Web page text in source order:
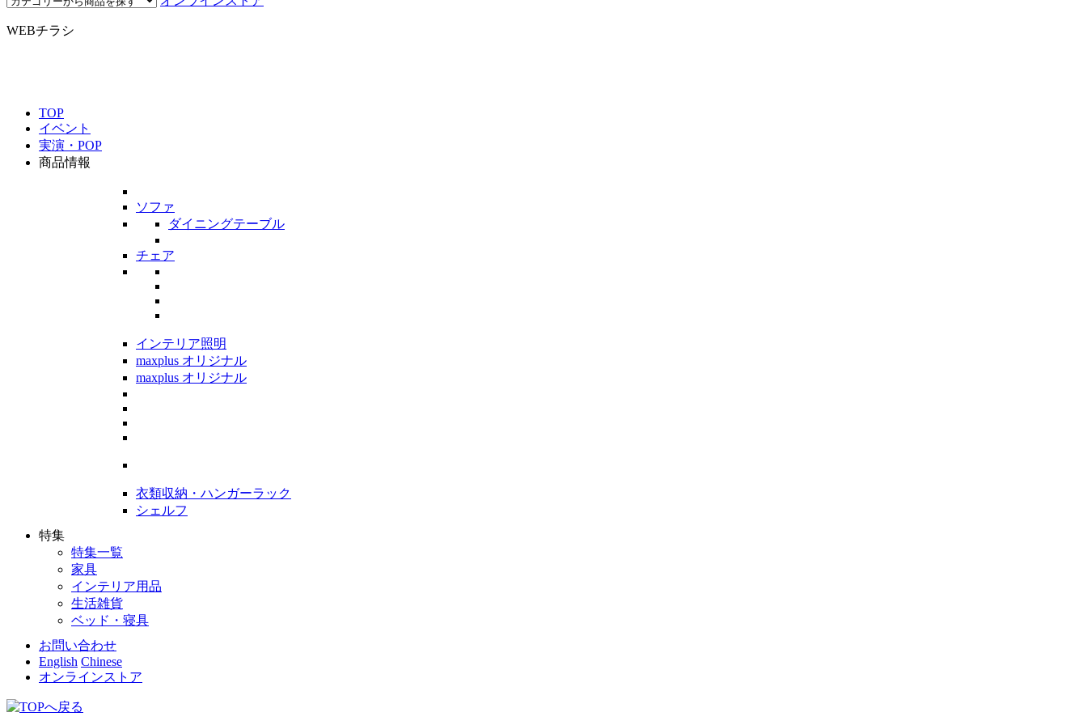
WEBチラシ
TOP
イベント
実演・POP
商品情報
ソファ
ダイニングテーブル
チェア
インテリア照明
maxplus オリジナル
maxplus オリジナル
衣類収納・ハンガーラック
シェルフ
特集
特集一覧
家具
インテリア用品
生活雑貨
ベッド・寝具
お問い合わせ
English Chinese
オンラインストア